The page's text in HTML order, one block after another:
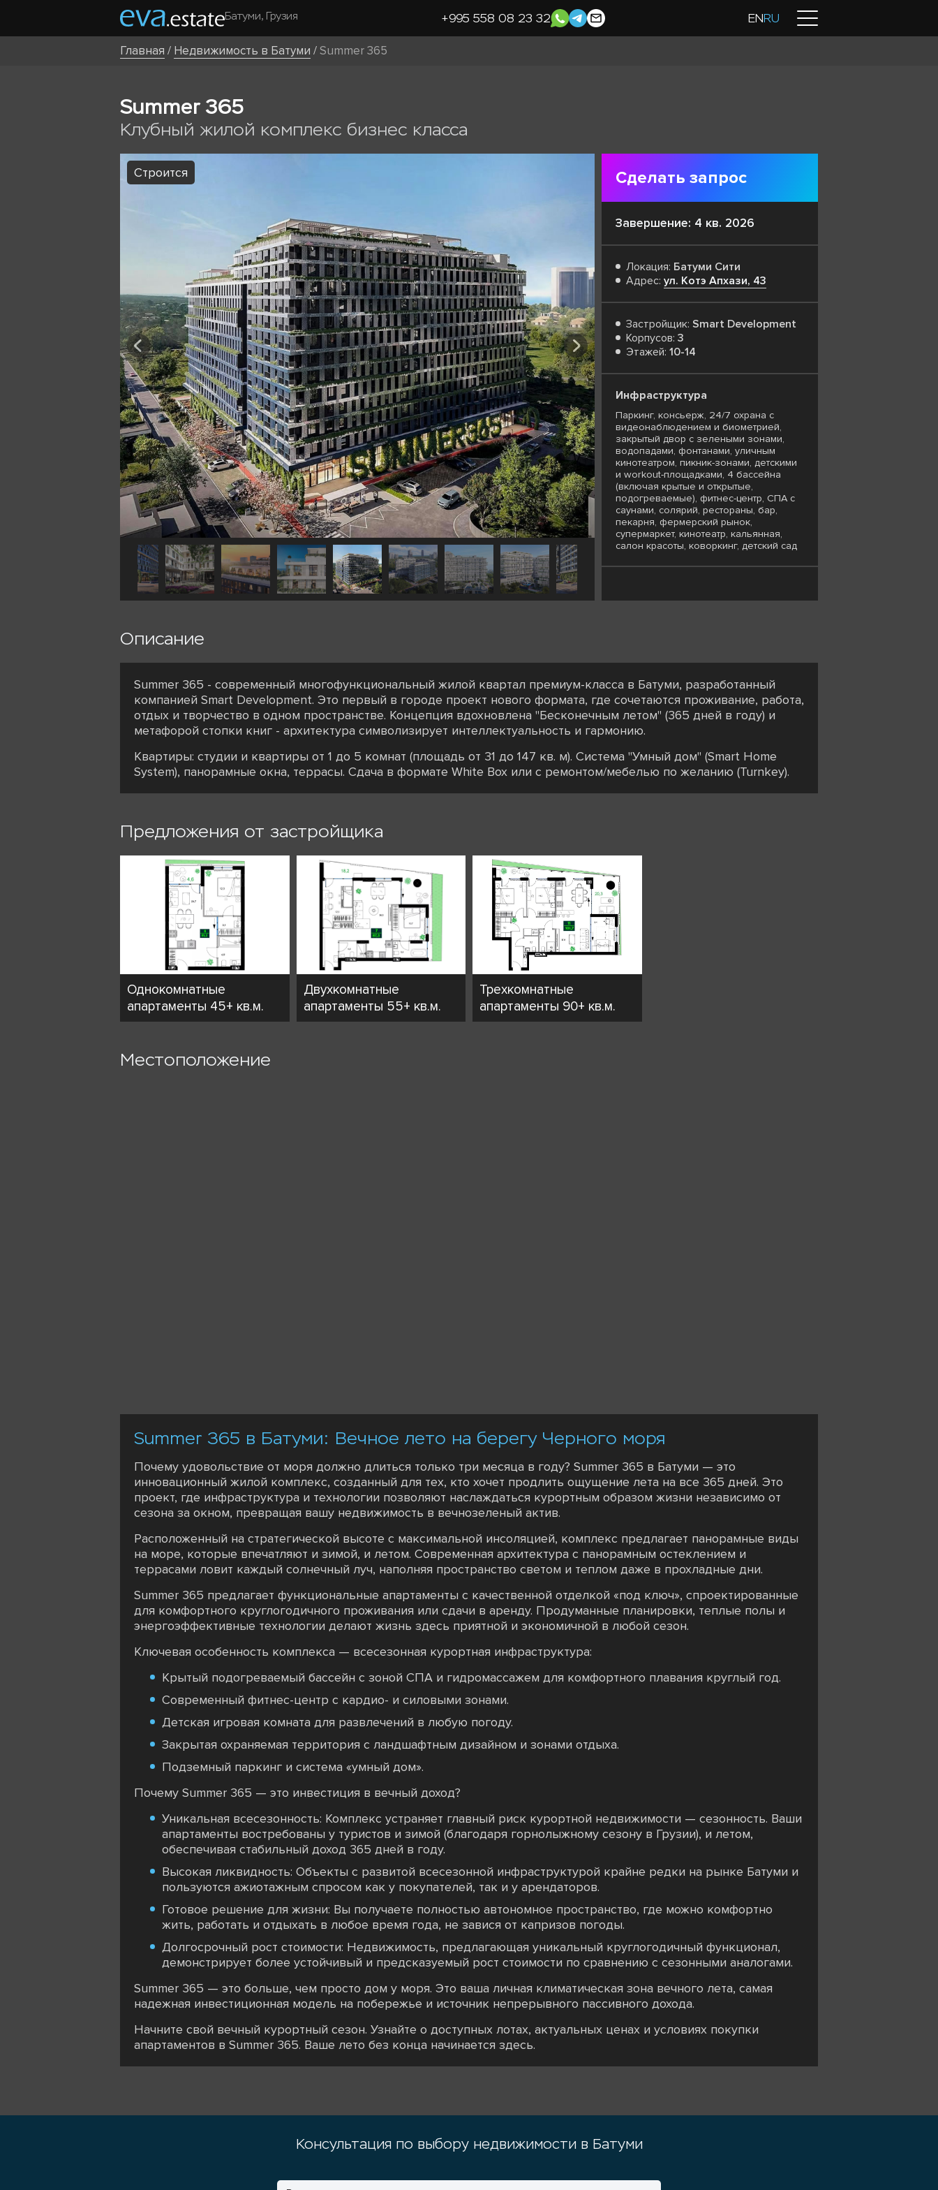
Батуми, Грузия +995 558 08 23 32 ENRU
Главная / Недвижимость в Батуми /Summer 365
Summer 365
Клубный жилой комплекс бизнес класса
Строится Сделать запрос
Завершение: 4 кв. 2026
Локация: Батуми Сити
Адрес: ул. Котэ Апхази, 43
Застройщик: Smart Development
Корпусов: 3
Этажей: 10-14
Инфраструктура
Паркинг, консьерж, 24/7 охрана с
видеонаблюдением и биометрией,
закрытый двор с зелеными зонами,
водопадами, фонтанами, уличным
кинотеатром, пикник-зонами, детскими
и workout-площадками, 4 бассейна
(включая крытые и открытые,
подогреваемые), фитнес-центр, СПА с
саунами, солярий, рестораны, бар,
пекарня, фермерский рынок,
супермаркет, кинотеатр, кальянная,
салон красоты, коворкинг, детский сад
Описание
Summer 365 - современный многофункциональный жилой квартал премиум-класса в Батуми, разработанный
компанией Smart Development. Это первый в городе проект нового формата, где сочетаются проживание, работа,
отдых и творчество в одном пространстве. Концепция вдохновлена "Бесконечным летом" (365 дней в году) и
метафорой стопки книг - архитектура символизирует интеллектуальность и гармонию.
Квартиры: студии и квартиры от 1 до 5 комнат (площадь от 31 до 147 кв. м). Система "Умный дом" (Smart Home
System), панорамные окна, террасы. Сдача в формате White Box или с ремонтом/мебелью по желанию (Turnkey).
Предложения от застройщика
Однокомнатные
апартаменты 45+ кв.м.
Двухкомнатные
апартаменты 55+ кв.м.
Трехкомнатные
апартаменты 90+ кв.м.
Местоположение
Summer 365 в Батуми: Вечное лето на берегу Черного моря
Почему удовольствие от моря должно длиться только три месяца в году? Summer 365 в Батуми — это
инновационный жилой комплекс, созданный для тех, кто хочет продлить ощущение лета на все 365 дней. Это
проект, где инфраструктура и технологии позволяют наслаждаться курортным образом жизни независимо от
сезона за окном, превращая вашу недвижимость в вечнозеленый актив.
Расположенный на стратегической высоте с максимальной инсоляцией, комплекс предлагает панорамные виды
на море, которые впечатляют и зимой, и летом. Современная архитектура с панорамным остеклением и
террасами ловит каждый солнечный луч, наполняя пространство светом и теплом даже в прохладные дни.
Summer 365 предлагает функциональные апартаменты с качественной отделкой «под ключ», спроектированные
для комфортного круглогодичного проживания или сдачи в аренду. Продуманные планировки, теплые полы и
энергоэффективные технологии делают жизнь здесь приятной и экономичной в любой сезон.
Ключевая особенность комплекса — всесезонная курортная инфраструктура:
Крытый подогреваемый бассейн с зоной СПА и гидромассажем для комфортного плавания круглый год.
Современный фитнес-центр с кардио- и силовыми зонами.
Детская игровая комната для развлечений в любую погоду.
Закрытая охраняемая территория с ландшафтным дизайном и зонами отдыха.
Подземный паркинг и система «умный дом».
Почему Summer 365 — это инвестиция в вечный доход?
Уникальная всесезонность: Комплекс устраняет главный риск курортной недвижимости — сезонность. Ваши
апартаменты востребованы у туристов и зимой (благодаря горнолыжному сезону в Грузии), и летом,
обеспечивая стабильный доход 365 дней в году.
Высокая ликвидность: Объекты с развитой всесезонной инфраструктурой крайне редки на рынке Батуми и
пользуются ажиотажным спросом как у покупателей, так и у арендаторов.
Готовое решение для жизни: Вы получаете полностью автономное пространство, где можно комфортно
жить, работать и отдыхать в любое время года, не завися от капризов погоды.
Долгосрочный рост стоимости: Недвижимость, предлагающая уникальный круглогодичный функционал,
демонстрирует более устойчивый и предсказуемый рост стоимости по сравнению с сезонными аналогами.
Summer 365 — это больше, чем просто дом у моря. Это ваша личная климатическая зона вечного лета, самая
надежная инвестиционная модель на побережье и источник непрерывного пассивного дохода.
Начните свой вечный курортный сезон. Узнайте о доступных лотах, актуальных ценах и условиях покупки
апартаментов в Summer 365. Ваше лето без конца начинается здесь.
Консультация по выбору недвижимости в Батуми